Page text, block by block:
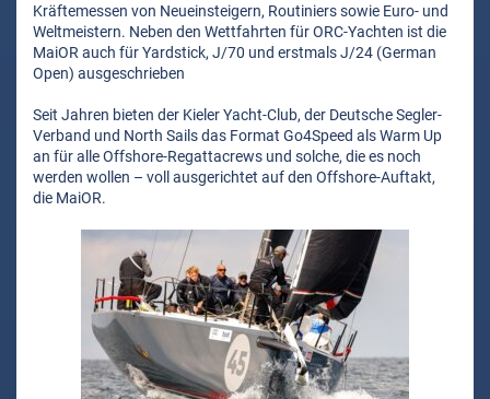
Kräftemessen von Neueinsteigern, Routiniers sowie Euro- und
Weltmeistern. Neben den Wettfahrten für ORC-Yachten ist die
MaiOR auch für Yardstick, J/70 und erstmals J/24 (German
Open) ausgeschrieben
Seit Jahren bieten der Kieler Yacht-Club, der Deutsche Segler-
Verband und North Sails das Format Go4Speed als Warm Up
an für alle Offshore-Regattacrews und solche, die es noch
werden wollen – voll ausgerichtet auf den Offshore-Auftakt,
die MaiOR.